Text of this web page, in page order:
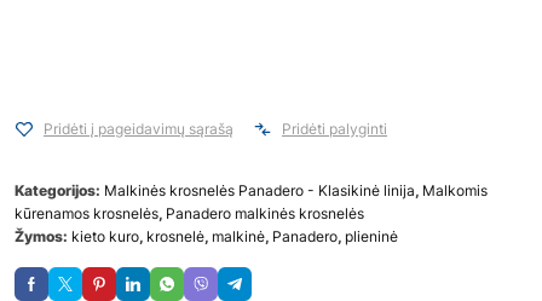
Pridėti į pageidavimų sąrašą Pridėti palyginti
Kategorijos: Malkinės krosnelės Panadero - Klasikinė linija, Malkomis
kūrenamos krosnelės, Panadero malkinės krosnelės
Žymos: kieto kuro, krosnelė, malkinė, Panadero, plieninė